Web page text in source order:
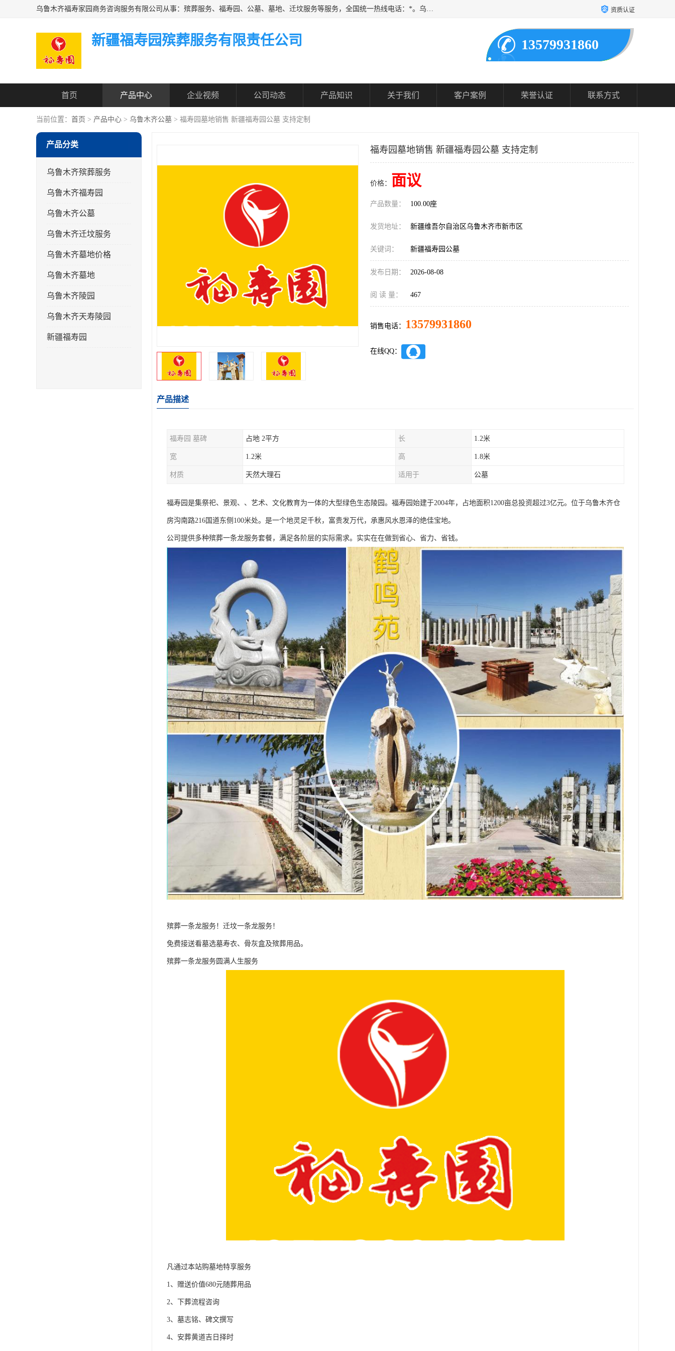
乌鲁木齐福寿家园商务咨询服务有限公司从事：殡葬服务、福寿园、公墓、墓地、迁坟服务等服务，全国统一热线电话：*。乌鲁木齐福寿家园商务咨询服务有限公司提供多种一条龙服务套餐，满足各阶层的实际需求。实实在在做到省心、省力、省钱。 资质认证
新疆福寿园殡葬服务有限责任公司 13579931860
首页 产品中心 企业视频 公司动态 产品知识 关于我们 客户案例 荣誉认证 联系方式
当前位置： 首页 > 产品中心 > 乌鲁木齐公墓 > 福寿园墓地销售 新疆福寿园公墓 支持定制
产品分类
乌鲁木齐殡葬服务
乌鲁木齐福寿园
乌鲁木齐公墓
乌鲁木齐迁坟服务
乌鲁木齐墓地价格
乌鲁木齐墓地
乌鲁木齐陵园
乌鲁木齐天寿陵园
新疆福寿园
福寿园墓地销售 新疆福寿园公墓 支持定制
价格： 面议
产品数量： 100.00座
发货地址： 新疆维吾尔自治区乌鲁木齐市新市区
关键词： 新疆福寿园公墓
发布日期： 2026-08-08
阅 读 量： 467
销售电话： 13579931860
在线QQ：
产品描述
福寿园 墓碑 占地 2平方 长 1.2米
宽 1.2米 高 1.8米
材质 天然大理石 适用于 公墓
福寿园是集祭祀、景观、、艺术、文化教育为一体的大型绿色生态陵园。福寿园始建于2004年，占地面积1200亩总投资超过3亿元。位于乌鲁木齐仓
房沟南路216国道东侧100米处。是一个地灵足千秋，富贵发万代，承惠风水恩泽的绝佳宝地。
公司提供多种殡葬一条龙服务套餐，满足各阶层的实际需求。实实在在做到省心、省力、省钱。
殡葬一条龙服务！迁坟一条龙服务！
免费接送看墓选墓寿衣、骨灰盒及殡葬用品。
殡葬一条龙服务圆满人生服务
凡通过本站购墓地特享服务
1、赠送价值680元随葬用品
2、下葬流程咨询
3、墓志铭、碑文撰写
4、安葬黄道吉日择时